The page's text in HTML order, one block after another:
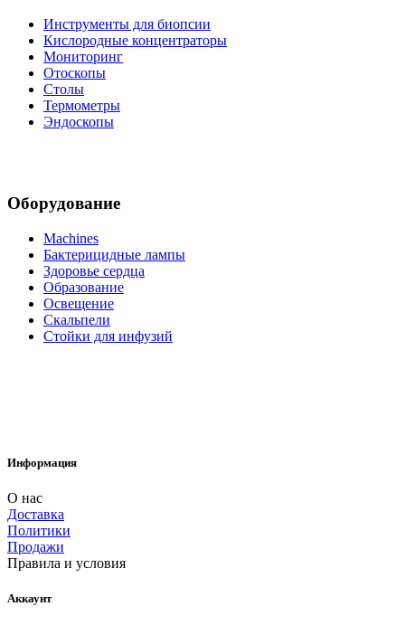
Инструменты для биопсии
Кислородные концентраторы
Мониторинг
Отоскопы
Столы
Термометры
Эндоскопы
Оборудование
Machines
Бактерицидные лампы
Здоровье сердца
Образование
Освещение
Скальпели
Стойки для инфузий
Информация
О нас
Доставка
Политики
Продажи
Правила и условия
Аккаунт